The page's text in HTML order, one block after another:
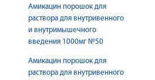
Амикацин порошок для
раствора для внутривенного
и внутримышечного
введения 1000мг №50
Амикацин порошок для
раствора для внутривенного